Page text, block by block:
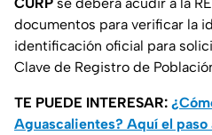
documentos para verificar la
identificación oficial para
Clave de Registro de
TE PUEDE INTERESAR:
Aguascalientes? Aquí el paso